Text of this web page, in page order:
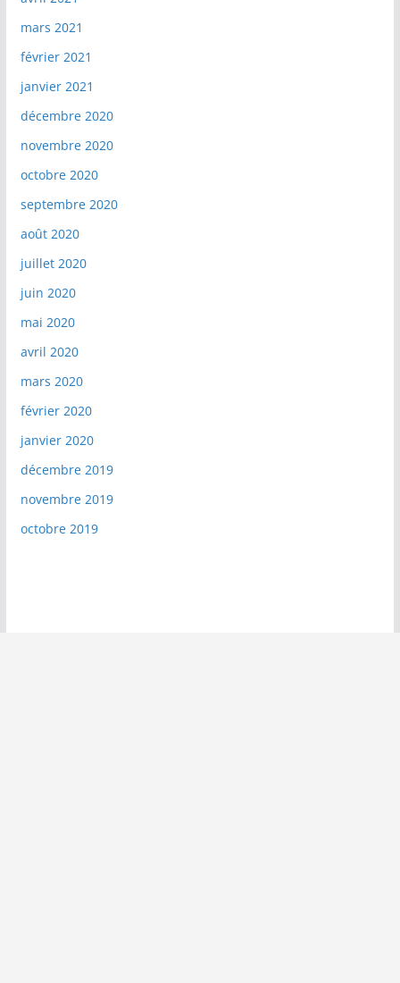
mars 2021
février 2021
janvier 2021
décembre 2020
novembre 2020
octobre 2020
septembre 2020
août 2020
juillet 2020
juin 2020
mai 2020
avril 2020
mars 2020
février 2020
janvier 2020
décembre 2019
novembre 2019
octobre 2019